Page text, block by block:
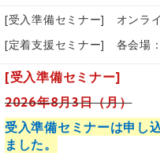
[受入準備セミナー] オンラ
[定着支援セミナー] 各会場
[受入準備セミナー]
2026年8月3日（月）
受入準備セミナーは申し
ました。